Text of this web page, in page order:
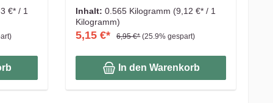
Ging
und
in
€* / 1
Fenchelsaat. Mandeln und
KAMUT®vollkornmehl verleihen dem
Brot seinen schönen Crunch.
Spice Girls Fan sein, um dieses Brot
zu mögen, ein Freund von Kümmel
und Fenchel allerdings schon. Jedoch
sehen das viele Menschen
Inhalt:0.565 Kilogramm (9,12 €* / 1
Kilogramm)
5,15 €* 6,95 €* (25.9% gespart)
In den Warenkorb